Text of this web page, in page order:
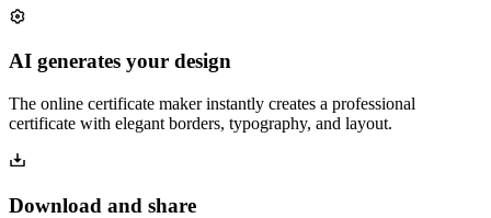
AI generates your design
The online certificate maker instantly creates a professional
certificate with elegant borders, typography, and layout.
Download and share